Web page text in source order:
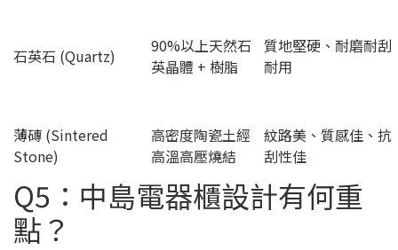
石英石 (Quartz)
90%以上天然石
英晶體 + 樹脂
質地堅硬、耐磨耐刮
耐用
薄磚 (Sintered
Stone)
高密度陶瓷土經
高溫高壓燒結
紋路美、質感佳、抗
刮性佳
Q5：中島電器櫃設計有何重
點？